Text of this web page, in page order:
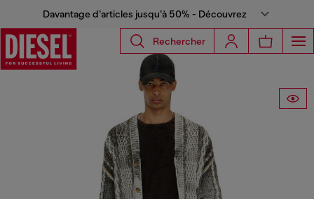
Davantage d’articles jusqu’à 50% - Découvrez
Rechercher